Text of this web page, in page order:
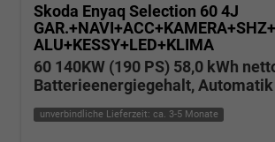
Skoda Enyaq Selection 60 4J
ALU+KESSY+LED+KLIMA
60 140KW (190 PS) 58,0 kWh
Batterieenergiegehalt, Automatik
unverbindliche Lieferzeit: ca. 3-5 Monate